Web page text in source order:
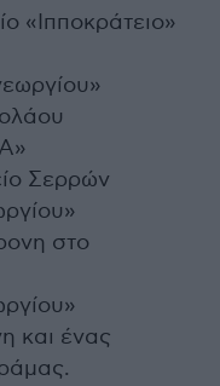
«Ιπποκράτειο»
Σερρών
στο
και ένας